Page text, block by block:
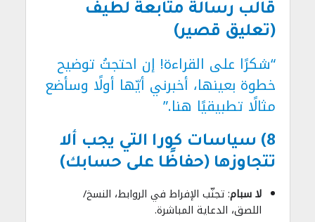
قالب رسالة متابعة لطيف
(تعليق قصير)
“شكرًا على القراءة! إن احتجتُ توضيح
خطوة بعينها، أخبرني أيّها أولًا وسأضع
مثالًا تطبيقيًا هنا.”
8) سياسات كورا التي يجب ألا
تتجاوزها (حفاظًا على حسابك)
لا سبام: تجنّب الإفراط في الروابط، النسخ/
اللصق، الدعاية المباشرة.